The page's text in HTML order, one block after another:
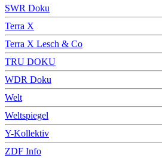
SWR Doku
Terra X
Terra X Lesch & Co
TRU DOKU
WDR Doku
Welt
Weltspiegel
Y-Kollektiv
ZDF Info